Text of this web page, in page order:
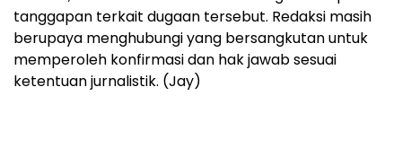
tanggapan terkait dugaan tersebut. Redaksi masih
berupaya menghubungi yang bersangkutan untuk
memperoleh konfirmasi dan hak jawab sesuai
ketentuan jurnalistik. (Jay)